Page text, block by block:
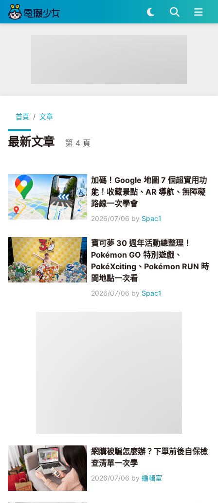
首頁 文章
最新文章 第 4 頁
加碼！Google 地圖 7 個超實用功
能！收藏景點、AR 導航、無障礙
路線一次學會
2026/07/06 by Spac1
寶可夢 30 週年活動總整理！
Pokémon GO 特別遊戲、
PokéXciting、Pokémon RUN 時
間地點一次看
2026/07/06 by Spac1
網購被騙怎麼辦？下單前後自保檢
查清單一次學
2026/07/06 by編輯室